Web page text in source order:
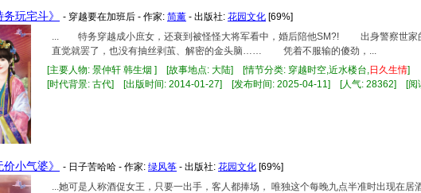
玩宅斗》 - 穿越要在加班后 - 作家: 简薰 - 出版社: 花园文化 [69%]
... 特务穿越成小庶女，还衰到被怪怪大将军看中，婚后陪他SM?! 出身警察世
直觉就罢了，也没有抽丝剥茧、解密的金头脑…… 凭着不服输的傻劲，...
[主要人物: 景仲轩 韩生烟 ] [故事地点: 大陆] [情节分类: 穿越时空,近水楼台, 日久 生情]
[时代背景: 古代] [出版时间: 2014-01-27] [发布时间: 2025-04-11] [人气: 28362] [阅
小气婆》 - 日子苦哈哈 - 作家: 绿风筝 - 出版社: 花园文化 [69%]
...她可是人称酒促女王，只要一出手，客人都捧场， 唯独这个每晚九点半准时出现在